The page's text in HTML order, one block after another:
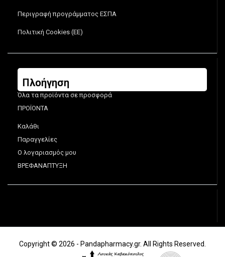
Περιγραφή προγράμματος ΕΣΠΑ
Πολιτική Cookies (ΕΕ)
Πλοήγηση
Όλα τα προϊόντα σε προσφορά
ΠΡΟΪΟΝΤΑ
Καλάθι
Παραγγελίες
Ο λογαριασμός μου
ΒΡΕΦΑΝΑΠΤΥΞΗ
Copyright © 2026 - Pandapharmacy.gr. All Rights Reserved.